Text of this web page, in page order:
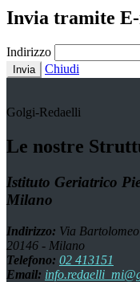
Invia tramite
Indirizzo
Invia Chiudi
Golgi-Redaelli
Le nostre
Istituto Geriatrico
Milano
Indirizzo: Via
20146 - Milano
Telefono: 02 413151
Email: